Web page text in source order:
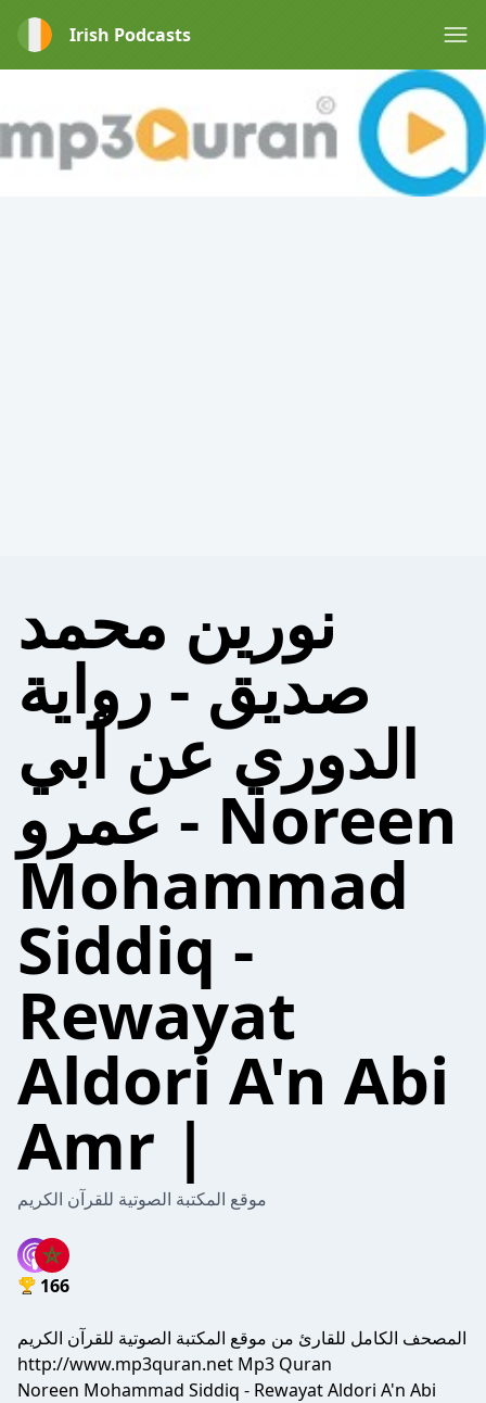
Irish Podcasts
نورين محمد
صديق - رواية
الدوري عن أبي
عمرو - Noreen
Mohammad
Siddiq -
Rewayat
Aldori A'n Abi
Amr |
موقع المكتبة الصوتية للقرآن الكريم
166
المصحف الكامل للقارئ من موقع المكتبة الصوتية للقرآن الكريم
http://www.mp3quran.net Mp3 Quran
Noreen Mohammad Siddiq - Rewayat Aldori A'n Abi